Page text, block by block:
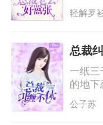
默中
上，
希：给
清楚，
轻解罗
总裁
一纸三
的地下
楚，
平静
公子苏